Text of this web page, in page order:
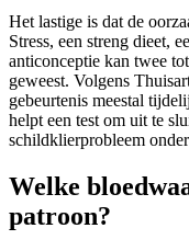
Het lastige is dat de
Stress, een streng dieet,
anticonceptie kan twee
geweest. Volgens
gebeurtenis meestal
helpt een test om uit te
schildklierprobleem
Welke
patroon?